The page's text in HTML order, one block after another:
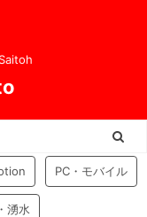
PC・モバイル
湧水